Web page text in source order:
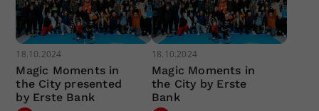
18.10.2024
Magic Moments in
the City presented
by Erste Bank
18.10.2024
Magic Moments in
the City by Erste
Bank